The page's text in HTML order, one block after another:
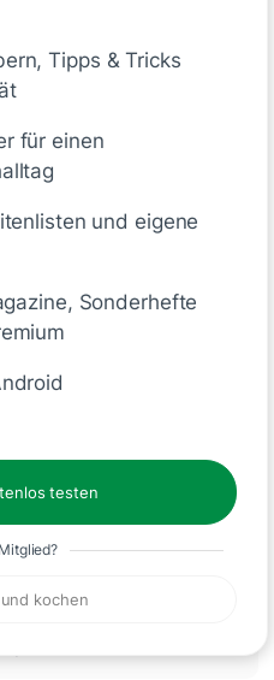
Tipps & Tricks
für einen
und eigene
Sonderhefte
testen
kochen